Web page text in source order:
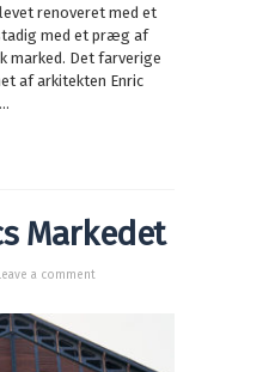
renoveret med et
med et præg af
marked. Det farverige
af arkitekten Enric
Markedet
a comment